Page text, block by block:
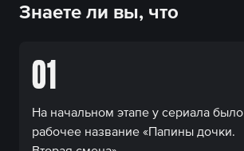
Знаете ли вы, что
01
На начальном этапе у сериала было
рабочее название «Папины дочки.